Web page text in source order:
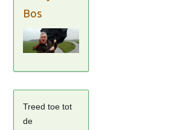
Bos
Treed toe tot
de